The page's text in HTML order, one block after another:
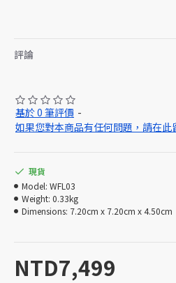
評論
基於 0 筆評價 -
如果您對本商品有任何問題，請在此
NTD7,499
現貨
Model: WFL03
Weight: 0.33kg
Dimensions: 7.20cm x 7.20cm x 4.50cm